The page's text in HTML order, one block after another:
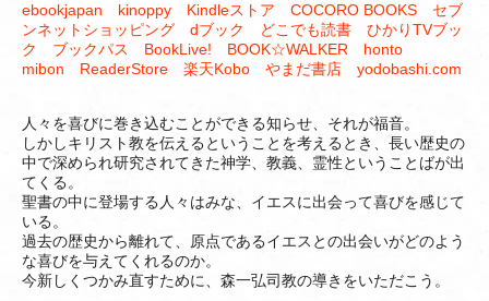
ebookjapan kinoppy Kindleストア COCORO BOOKS セブ
ンネットショッピング dブック どこでも読書 ひかりTVブッ
ク ブックパス BookLive! BOOK☆WALKER honto
mibon ReaderStore 楽天Kobo やまだ書店 yodobashi.com
人々を喜びに巻き込むことができる知らせ、それが福音。
しかしキリスト教を伝えるということを考えるとき、長い歴史の
中で深められ研究されてきた神学、教義、霊性ということばが出
てくる。
聖書の中に登場する人々はみな、イエスに出会って喜びを感じて
いる。
過去の歴史から離れて、原点であるイエスとの出会いがどのよう
な喜びを与えてくれるのか。
今新しくつかみ直すために、森一弘司教の導きをいただこう。